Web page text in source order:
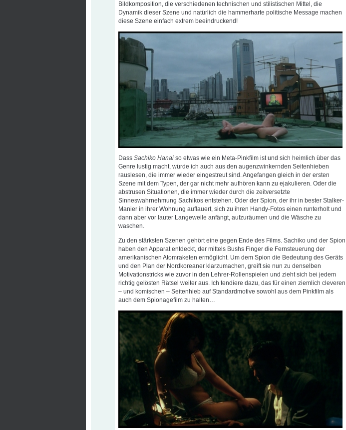
Bildkomposition, die verschiedenen technischen und stilistischen Mittel, die
Dynamik dieser Szene und natürlich die hammerharte politische Message machen
diese Szene einfach extrem beeindruckend!
Dass Sachiko Hanai so etwas wie ein Meta-Pinkfilm ist und sich heimlich über das
Genre lustig macht, würde ich auch aus den augenzwinkernden Seitenhieben
rauslesen, die immer wieder eingestreut sind. Angefangen gleich in der ersten
Szene mit dem Typen, der gar nicht mehr aufhören kann zu ejakulieren. Oder die
abstrusen Situationen, die immer wieder durch die zeitversetzte
Sinneswahrnehmung Sachikos entstehen. Oder der Spion, der ihr in bester Stalker-
Manier in ihrer Wohnung auflauert, sich zu ihren Handy-Fotos einen runterholt und
dann aber vor lauter Langeweile anfängt, aufzuräumen und die Wäsche zu
waschen.
Zu den stärksten Szenen gehört eine gegen Ende des Films. Sachiko und der Spion
haben den Apparat entdeckt, der mittels Bushs Finger die Fernsteuerung der
amerikanischen Atomraketen ermöglicht. Um dem Spion die Bedeutung des Geräts
und den Plan der Nordkoreaner klarzumachen, greift sie nun zu denselben
Motivationstricks wie zuvor in den Lehrer-Rollenspielen und zieht sich bei jedem
richtig gelösten Rätsel weiter aus. Ich tendiere dazu, das für einen ziemlich cleveren
– und komischen – Seitenhieb auf Standardmotive sowohl aus dem Pinkfilm als
auch dem Spionagefilm zu halten…